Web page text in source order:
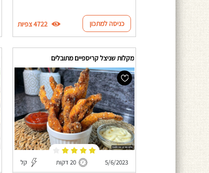
כניסה למתכון 4722 צפיות
מקלות שניצל קריספיים מתובלים
5/6/2023 20 דקות קל